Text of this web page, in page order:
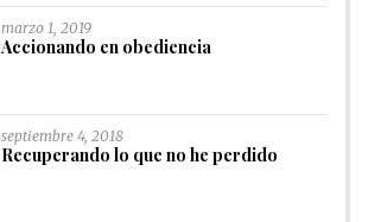
marzo 1, 2019
Accionando en obediencia
septiembre 4, 2018
Recuperando lo que no he perdido